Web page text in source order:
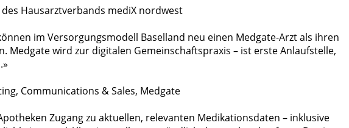
Hausarztverbands mediX nordwest
im Versorgungsmodell Baselland neu einen Medgate-Arzt als ihren
Medgate wird zur digitalen Gemeinschaftspraxis – ist erste Anlaufstelle,
Communications & Sales, Medgate
Zugang zu aktuellen, relevanten Medikationsdaten – inklusive